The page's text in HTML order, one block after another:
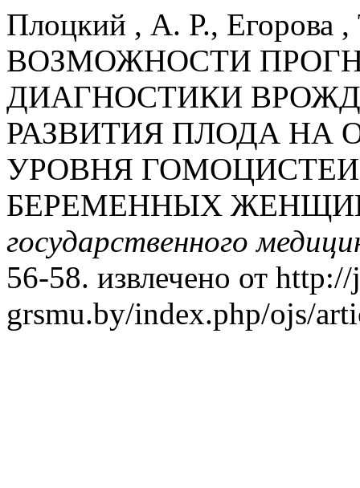
Плоцкий , А. Р.,
ВОЗМОЖНОСТИ
ДИАГНОСТИКИ
РАЗВИТИЯ ПЛОДА НА
УРОВНЯ
БЕРЕМЕННЫХ
государственного
56-58. извлечено от
grsmu.by/index.php/ojs/